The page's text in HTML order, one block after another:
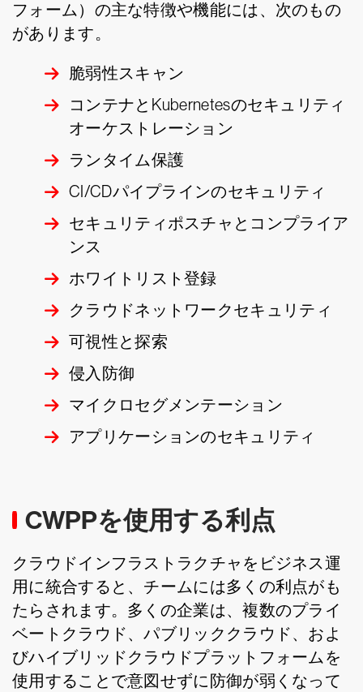
フォーム）の主な特徴や機能には、次のもの
があります。
脆弱性スキャン
コンテナとKubernetesのセキュリティ
オーケストレーション
ランタイム保護
CI/CDパイプラインのセキュリティ
セキュリティポスチャとコンプライア
ンス
ホワイトリスト登録
クラウドネットワークセキュリティ
可視性と探索
侵入防御
マイクロセグメンテーション
アプリケーションのセキュリティ
CWPPを使用する利点
クラウドインフラストラクチャをビジネス運
用に統合すると、チームには多くの利点がも
たらされます。多くの企業は、複数のプライ
ベートクラウド、パブリッククラウド、およ
びハイブリッドクラウドプラットフォームを
使用することで意図せずに防御が弱くなって